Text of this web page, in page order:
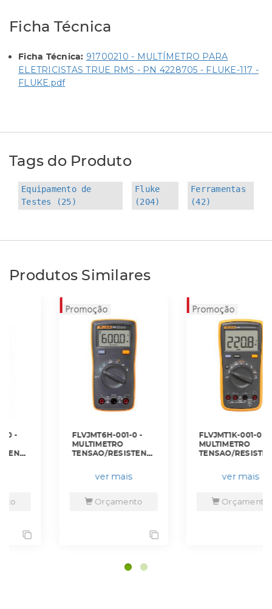
Ficha Técnica
Ficha Técnica: 91700210 - MULTÍMETRO PARA
ELETRICISTAS TRUE RMS - PN 4228705 - FLUKE-117 -
FLUKE.pdf
Tags do Produto
Equipamento de
Testes (25)
Fluke
(204)
Ferramentas
(42)
Produtos Similares
CAPACITANCIA/DIODO
FLVJMT6H-001-0 -
MULTIMETRO
TENSAO/RESISTENCIA/CONTINUIDADE
Orçamento
FLVJMT1K-001-0 -
MULTIMETRO
TENSAO/RESISTENCIA/
FLUKE-15B+ - FLUKE
Orçamento